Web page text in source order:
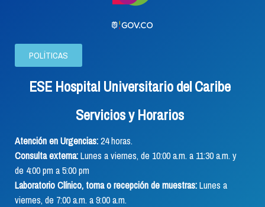
POLÍTICAS
ESE Hospital Universitario del Caribe
Servicios y Horarios
Atención en Urgencias:24 horas.
Consulta externa:Lunes a viernes, de 10:00 a.m. a 11:30 a.m. y
de 4:00 pm a 5:00 pm
Laboratorio Clínico, toma o recepción de muestras:Lunes a
viernes, de 7:00 a.m. a 9:00 a.m.